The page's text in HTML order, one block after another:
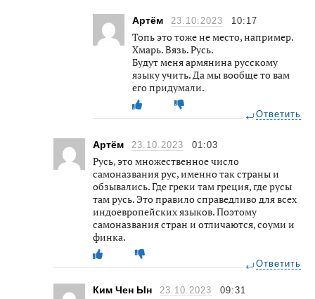
Артём 23.10.2023 10:17
Топь это тоже не место, например.
Хмарь. Вязь. Русь.
Будут меня армянина русскому
языку учить. Да мы вообще то вам
его придумали.
Ответить
Артём 23.10.2023 01:03
Русь, это множественное число
самоназвания рус, именно так страны и
обзывались. Где греки там греция, где русы
там русь. Это правило справедливо для всех
индоевропейских языков. Поэтому
самоназвания стран и отличаются, соуми и
финка.
Ответить
Ким Чен Ын 23.10.2023 09:31